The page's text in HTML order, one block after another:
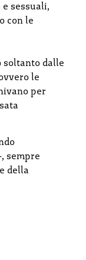
sessuali,
con le
soltanto dalle
le
per
sempre
della